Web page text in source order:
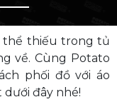
thể thiếu trong tủ
về. Cùng Potato
phối đồ với áo
đây nhé!